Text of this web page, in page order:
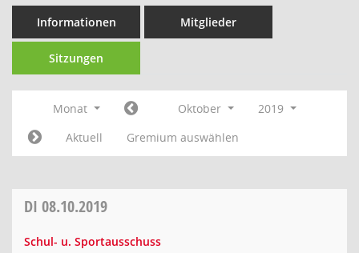
Informationen Mitglieder
Sitzungen
Monat Oktober
2019
Aktuell
Gremium auswählen
DI 08.10.2019
Schul- u. Sportausschuss